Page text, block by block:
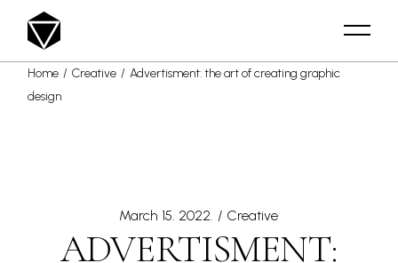
Home Creative
Advertisment: the art of creating graphic
design
March 15. 2022. Creative
ADVERTISMENT: